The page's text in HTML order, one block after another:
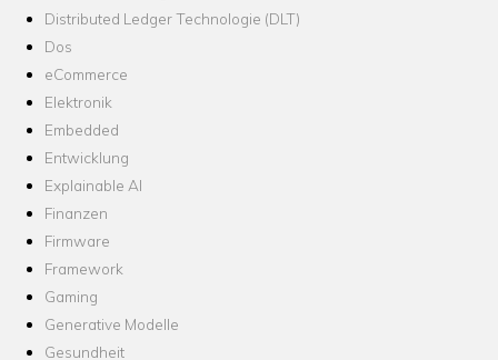
Distributed Ledger Technologie (DLT)
Dos
eCommerce
Elektronik
Embedded
Entwicklung
Explainable AI
Finanzen
Firmware
Framework
Gaming
Generative Modelle
Gesundheit